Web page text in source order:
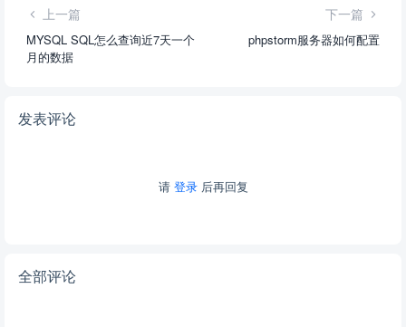
上一篇
MYSQL SQL怎么查询近7天一个
月的数据
下一篇
phpstorm服务器如何配置
发表评论
请 登录后再回复
全部评论